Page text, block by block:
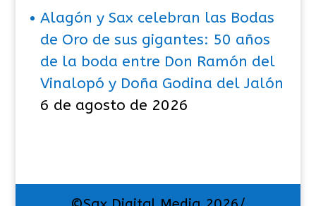
Alagón y Sax celebran las Bodas
de Oro de sus gigantes: 50 años
de la boda entre Don Ramón del
Vinalopó y Doña Godina del Jalón
6 de agosto de 2026